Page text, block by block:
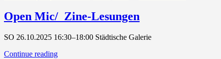
Open Mic/ Zine-Lesungen
SO 26.10.2025 16:30–18:00 Städtische Galerie
Continue reading